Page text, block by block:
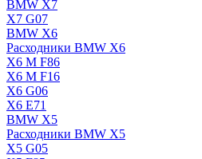
BMW X7
X7 G07
BMW X6
Расходники BMW X6
X6 M F86
X6 M F16
X6 G06
X6 E71
BMW X5
Расходники BMW X5
X5 G05